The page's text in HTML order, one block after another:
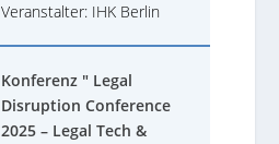
Veranstalter: IHK Berlin
Konferenz " Legal
Disruption Conference
2025 – Legal Tech &